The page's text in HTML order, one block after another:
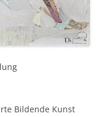
Bildende Kunst